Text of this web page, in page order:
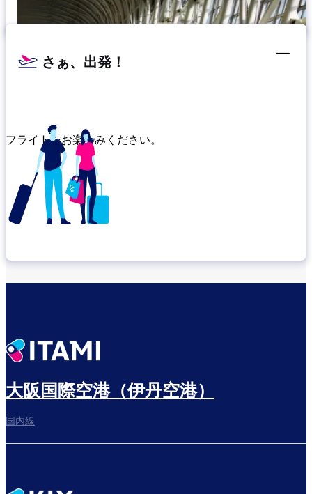
さぁ、出発！
フライトをお楽しみください。
搭乗ゲートへ
大阪国際空港（伊丹空港）
国内線